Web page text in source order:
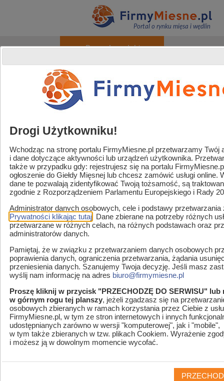
Portal o rynku mięsa i wędlin
+ Promuj produkty
O portalu
Rejestracja / Logowanie
Powered by Translate
Handel / Gastronomia
Strefa sklep mięsny
Zaopatrzenie i usługi
Strefa marek
MENU
Drogi Użytkowniku!
Wchodząc na stronę portalu FirmyMiesne.pl przetwarzamy Twój
i dane dotyczące aktywności lub urządzeń użytkownika.
także w przypadku gdy: rejestrujesz się na portalu
ogłoszenie do Giełdy Mięsnej lub chcesz zamówić usługi online.
dane te pozwalają zidentyfikować Twoją tożsamość, są
zgodnie z Rozporządzeniem Parlamentu Europejskiego i Rady
Administrator danych osobowych, cele i podstawy
Prywatności klikając tutaj . Dane zbierane na potrzeby różnych
przetwarzane w różnych celach, na różnych podstawach oraz
administratorów danych.
Pamiętaj, że w związku z przetwarzaniem danych osobowych
poprawienia danych, ograniczenia przetwarzania, żądania
przeniesienia danych. Szanujemy Twoja decyzję. Jeśli masz
wyślij nam informację na adres biuro@firmymiesne.pl
Proszę kliknij w przycisk "PRZECHODZĘ DO SERWISU"
w górnym rogu tej planszy, jeżeli zgadzasz się na
osobowych zbieranych w ramach korzystania przez Ciebie z
FirmyMiesne.pl, w tym ze stron internetowych i innych
udostępnianych zarówno w wersji "komputerowej", jak i "mobile",
w tym także zbieranych w tzw. plikach Cookiem. Wyrażenie
i możesz ją w dowolnym momencie wycofać.